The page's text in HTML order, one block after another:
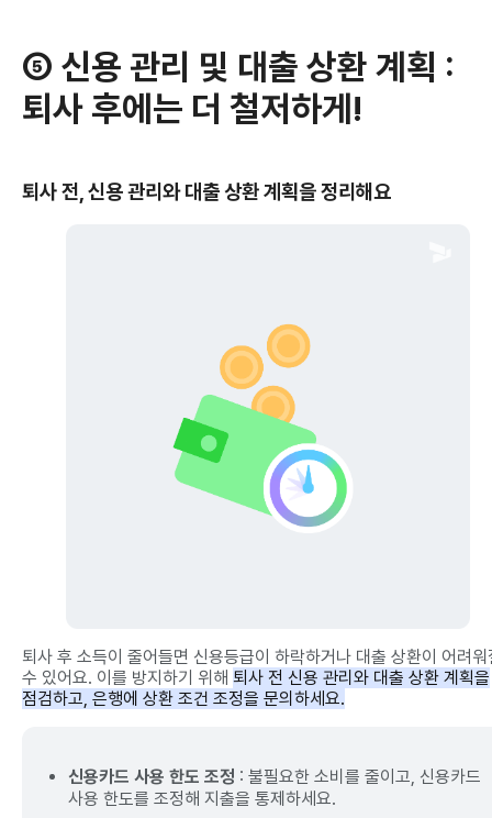
⑤ 신용 관리 및 대출 상환 계획 :
퇴사 후에는 더 철저하게!
퇴사 전, 신용 관리와 대출 상환 계획을 정리해요
퇴사 후 소득이 줄어들면 신용등급이 하락하거나 대출 상환이 어려워
수 있어요. 이를 방지하기 위해 퇴사 전 신용 관리와 대출 상환 계획을
점검하고, 은행에 상환 조건 조정을 문의하세요.
신용카드 사용 한도 조정 : 불필요한 소비를 줄이고, 신용카드
사용 한도를 조정해 지출을 통제하세요.